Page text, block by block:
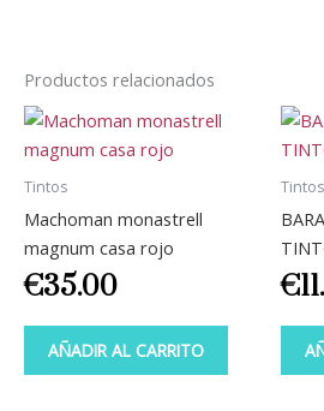
Productos relacionados
Tintos
Machoman monastrell
magnum casa rojo
€35.00
AÑADIR AL CARRITO
Tintos
€